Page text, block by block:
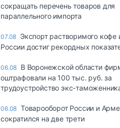
сокращать перечень товаров для
параллельного импорта
07.08 Экспорт растворимого кофе
России достиг рекордных
06.08 В Воронежской области
оштрафовали на 100 тыс. руб. за
трудоустройство экс-
06.08 Товарооборот России и
сократился на две трети